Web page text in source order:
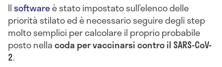
Il softwareè stato impostato sull’elenco delle
priorità stilato ed è necessario seguire degli step
molto semplici per calcolare il proprio probabile
posto nellacoda per vaccinarsi contro il SARS-CoV-
2.